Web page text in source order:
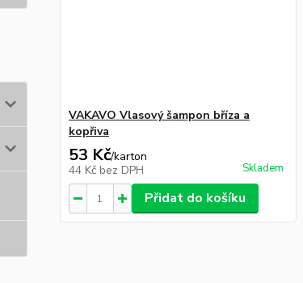
VAKAVO Vlasový šampon bříza a
kopřiva
53 Kč/karton
44 Kč bez DPH Skladem
Přidat do košíku